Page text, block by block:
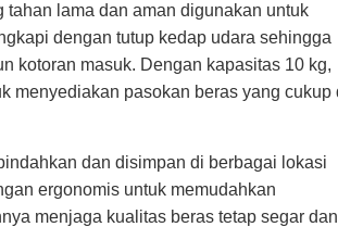
lama dan aman digunakan untuk
dengan tutup kedap udara sehingga
kotoran masuk. Dengan kapasitas 10 kg,
menyediakan pasokan beras yang cukup
dan disimpan di berbagai lokasi
ergonomis untuk memudahkan
menjaga kualitas beras tetap segar dan